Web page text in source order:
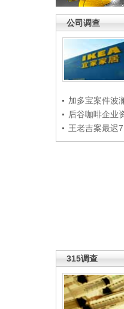
公司调查
加多宝案件波
后谷咖啡企业
王老吉案最迟
315调查